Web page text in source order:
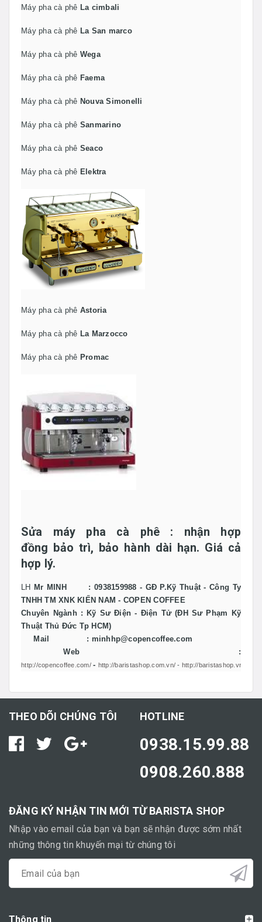
Máy pha cà phê La cimbali
Máy pha cà phê La San marco
Máy pha cà phê Wega
Máy pha cà phê Faema
Máy pha cà phê Nouva Simonelli
Máy pha cà phê Sanmarino
Máy pha cà phê Seaco
Máy pha cà phê Elektra
Máy pha cà phê Astoria
Máy pha cà phê La Marzocco
Máy pha cà phê Promac
Sửa máy pha cà phê : nhận hợp
đồng bảo trì, bảo hành dài hạn. Giá cả
hợp lý.
LH
Mr MINH : 0938159988 - GĐ P.Kỹ Thuật - Công Ty
TNHH TM XNK KIẾN NAM - COPEN COFFEE
Chuyên Ngành : Kỹ Sư Điện - Điện Tử (ĐH Sư Phạm Kỹ
Thuật Thủ Đức Tp HCM)
Mail : minhhp@copencoffee.com
Web :
http://copencoffee.com/ - http://baristashop.com.vn/ - http://baristashop.vn/
THEO DÕI CHÚNG TÔI HOTLINE
0938.15.99.88
0908.260.888
ĐĂNG KÝ NHẬN TIN MỚI TỪ BARISTA SHOP
Nhập vào email của bạn và bạn sẽ nhận được sớm nhất
những thông tin khuyến mại từ chúng tôi
Thông tin